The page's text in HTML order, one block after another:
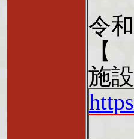
令
【
施